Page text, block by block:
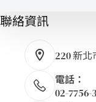
聯絡資訊
220 新北
電話：
02-7756-